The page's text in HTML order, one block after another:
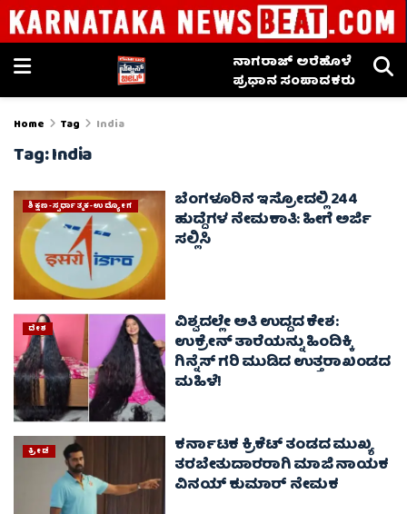
ನಾಗರಾಜ್ ಅರೆಹೊಳೆ
ಪ್ರಧಾನ ಸಂಪಾದಕರು
Home Tag India
Tag:India
ಶಿಕ್ಷಣ-ಸ್ಪರ್ಧಾತ್ಮಕ-ಉದ್ಯೋಗ ಬೆಂಗಳೂರಿನ ಇಸ್ರೋದಲ್ಲಿ 244
ಹುದ್ದೆಗಳ ನೇಮಕಾತಿ: ಹೀಗೆ ಅರ್ಜಿ
ಸಲ್ಲಿಸಿ
ದೇಶ ವಿಶ್ವದಲ್ಲೇ ಅತಿ ಉದ್ದದ ಕೇಶ:
ಉಕ್ರೇನ್ ತಾರೆಯನ್ನು ಹಿಂದಿಕ್ಕಿ
ಗಿನ್ನೆಸ್ ಗರಿ ಮುಡಿದ ಉತ್ತರಾಖಂಡದ
ಮಹಿಳೆ!
ಕ್ರೀಡೆ ಕರ್ನಾಟಕ ಕ್ರಿಕೆಟ್ ತಂಡದ ಮುಖ್ಯ
ತರಬೇತುದಾರರಾಗಿ ಮಾಜಿ ನಾಯಕ
ವಿನಯ್ ಕುಮಾರ್ ನೇಮಕ